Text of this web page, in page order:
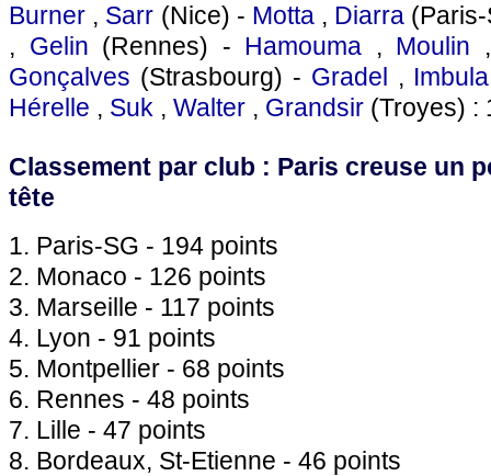
Burner , Sarr (Nice) - Motta, Diarra
, Gelin (Rennes) - Hamouma , Moulin
Gonçalves (Strasbourg) - Gradel , Imbula
Hérelle , Suk , Walter , Grandsir (Troyes) :
Classement par club : Paris creuse un
tête
1. Paris-SG - 194 points
2. Monaco - 126 points
3. Marseille - 117 points
4. Lyon - 91 points
5. Montpellier - 68 points
6. Rennes - 48 points
7. Lille - 47 points
8. Bordeaux, St-Etienne - 46 points